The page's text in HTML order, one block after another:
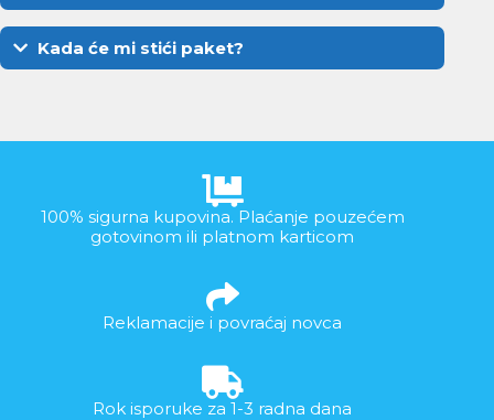
Kada će mi stići paket?
100% sigurna kupovina. Plaćanje pouzećem
gotovinom ili platnom karticom
Reklamacije i povraćaj novca
Rok isporuke za 1-3 radna dana